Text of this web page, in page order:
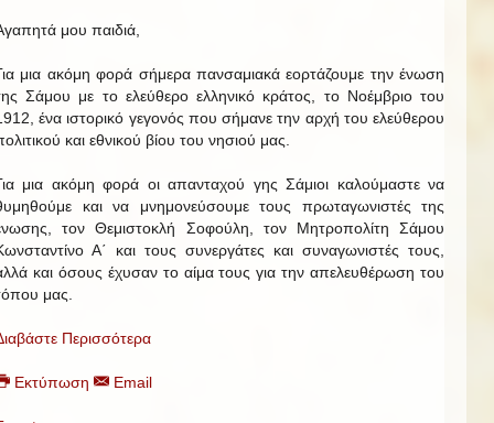
μου παιδιά,
μια ακόμη φορά σήμερα πανσαμιακά εορτάζουμε την ένωση
Σάμου με το ελεύθερο ελληνικό κράτος, το Νοέμβριο του
ένα ιστορικό γεγονός που σήμανε την αρχή του ελεύθερου
και εθνικού βίου του νησιού μας.
μια ακόμη φορά οι απανταχού γης Σάμιοι καλούμαστε να
και να μνημονεύσουμε τους πρωταγωνιστές της
τον Θεμιστοκλή Σοφούλη, τον Μητροπολίτη Σάμου
Α΄ και τους συνεργάτες και συναγωνιστές τους,
και όσους έχυσαν το αίμα τους για την απελευθέρωση του
μας.
Περισσότερα
Εκτύπωση Email